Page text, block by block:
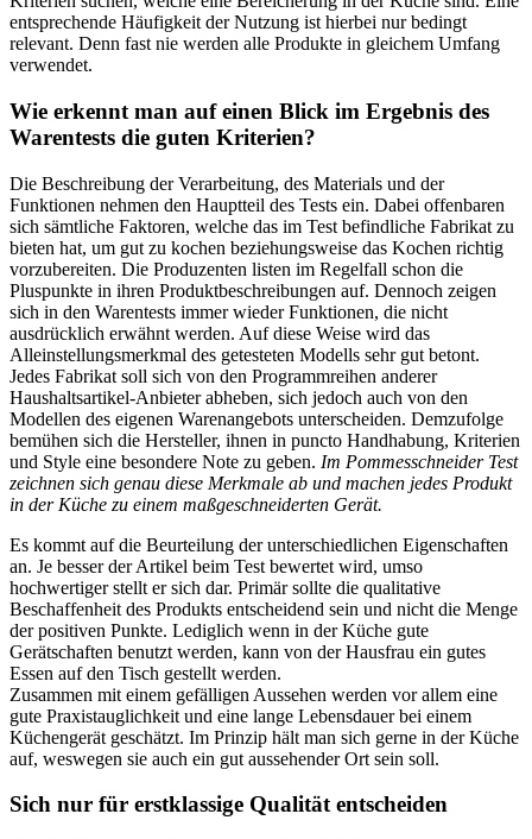
entsprechende Häufigkeit der Nutzung ist hierbei nur bedingt
relevant. Denn fast nie werden alle Produkte in gleichem Umfang
verwendet.
Wie erkennt man auf einen Blick im Ergebnis des
Warentests die guten Kriterien?
Die Beschreibung der Verarbeitung, des Materials und der
Funktionen nehmen den Hauptteil des Tests ein. Dabei offenbaren
sich sämtliche Faktoren, welche das im Test befindliche Fabrikat zu
bieten hat, um gut zu kochen beziehungsweise das Kochen richtig
vorzubereiten. Die Produzenten listen im Regelfall schon die
Pluspunkte in ihren Produktbeschreibungen auf. Dennoch zeigen
sich in den Warentests immer wieder Funktionen, die nicht
ausdrücklich erwähnt werden. Auf diese Weise wird das
Alleinstellungsmerkmal des getesteten Modells sehr gut betont.
Jedes Fabrikat soll sich von den Programmreihen anderer
Haushaltsartikel-Anbieter abheben, sich jedoch auch von den
Modellen des eigenen Warenangebots unterscheiden. Demzufolge
bemühen sich die Hersteller, ihnen in puncto Handhabung, Kriterien
und Style eine besondere Note zu geben. Im Pommesschneider Test
zeichnen sich genau diese Merkmale ab und machen jedes Produkt
in der Küche zu einem maßgeschneiderten Gerät.
Es kommt auf die Beurteilung der unterschiedlichen Eigenschaften
an. Je besser der Artikel beim Test bewertet wird, umso
hochwertiger stellt er sich dar. Primär sollte die qualitative
Beschaffenheit des Produkts entscheidend sein und nicht die Menge
der positiven Punkte. Lediglich wenn in der Küche gute
Gerätschaften benutzt werden, kann von der Hausfrau ein gutes
Essen auf den Tisch gestellt werden.
Zusammen mit einem gefälligen Aussehen werden vor allem eine
gute Praxistauglichkeit und eine lange Lebensdauer bei einem
Küchengerät geschätzt. Im Prinzip hält man sich gerne in der Küche
auf, weswegen sie auch ein gut aussehender Ort sein soll.
Sich nur für erstklassige Qualität entscheiden